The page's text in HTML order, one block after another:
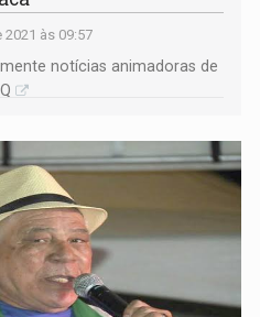
às 09:57
notícias animadoras de